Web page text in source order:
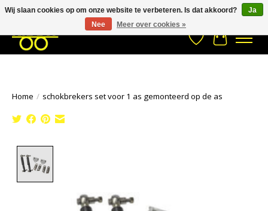
033- 2470 538 info@kraaybv.com Stuur een Whatsapp bericht
Verlanglijst
Home / schokbrekers set voor 1 as gemonteerd op de as
Wij slaan cookies op om onze website te verbeteren. Is dat akkoord?
Ja
Nee
Meer over cookies »